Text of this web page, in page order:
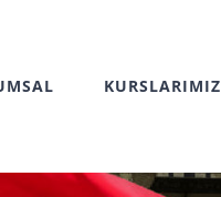
KURSLARIMIZ